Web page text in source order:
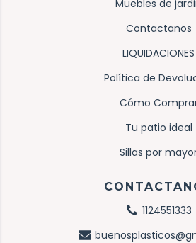
Muebles de
Contactanos
LIQUIDACIONES
Política de
Cómo
Tu patio ideal
Sillas por
1124551333